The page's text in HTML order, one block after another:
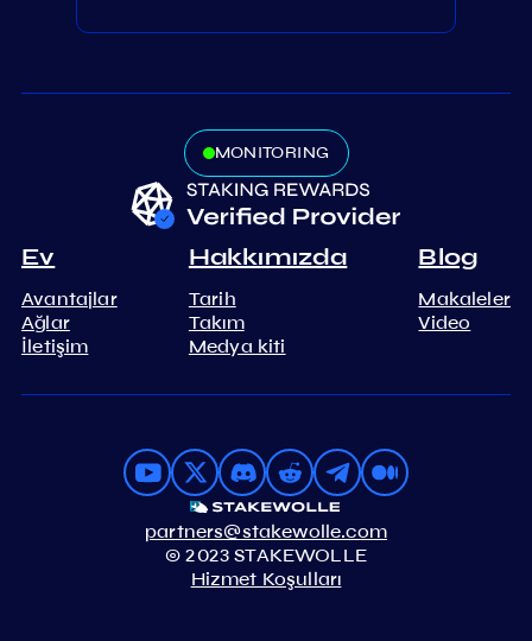
MONITORING
Ev
Avantajlar
Ağlar
İletişim
Hakkımızda
Tarih
Takım
Medya kiti
Blog
Makaleler
Video
partners@stakewolle.com
© 2023 STAKEWOLLE
Hizmet Koşulları